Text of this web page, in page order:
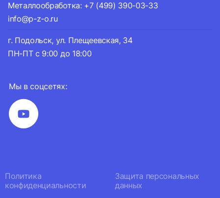
Мы в соцсетях:
Металлообработка: +7 (499) 390-03-33
info@p-z-o.ru
г. Подольск, ул. Плещеевская, 34
ПН-ПТ с 9:00 до 18:00
Политика
конфиденциальности
Защита персональных
данных